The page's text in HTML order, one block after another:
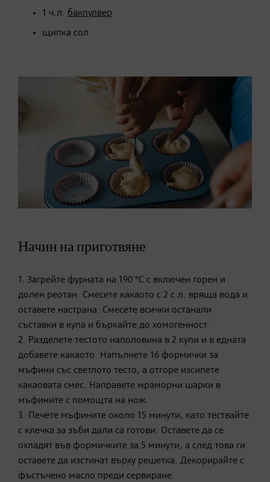
1 ч.л. бакпулвер
щипка сол
Начин на приготвяне
1. Загрейте фурната на 190 °C с включен горен и
долен реотан. Смесете какаото с 2 с.л. вряща вода и
оставете настрана. Смесете всички останали
съставки в купа и бъркайте до хомогенност.
2. Разделете тестото наполовина в 2 купи и в едната
добавете какаото. Напълнете 16 формички за
мъфини със светлото тесто, а отгоре изсипете
какаовата смес. Направете мраморни шарки в
мъфините с помощта на нож.
3. Печете мъфините около 15 минути, като тествайте
с клечка за зъби дали са готови. Оставете да се
охладят във формичките за 5 минути, а след това ги
оставете да изстинат върху решетка. Декорирайте с
фъстъчено масло преди сервиране.